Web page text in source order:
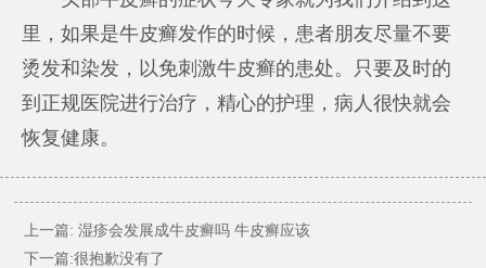
里，如果是牛皮癣发作的时候，患者朋友尽量不要
烫发和染发，以免刺激牛皮癣的患处。只要及时的
到正规医院进行治疗，精心的护理，病人很快就会
恢复健康。
上一篇: 湿疹会发展成牛皮癣吗 牛皮癣应该
下一篇:很抱歉没有了